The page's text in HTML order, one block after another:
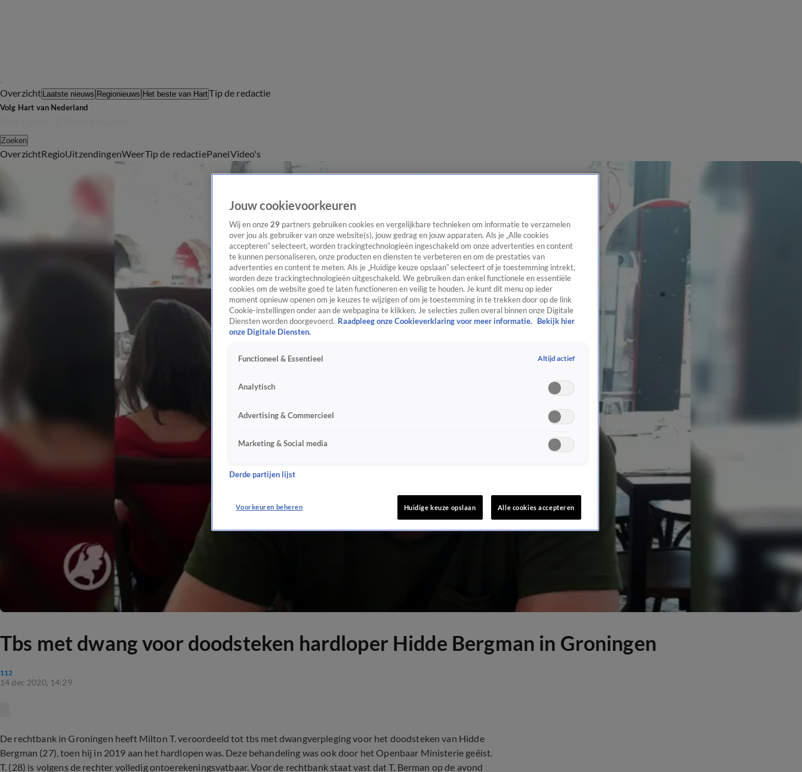
Overzicht Laatste nieuws Regionieuws Het beste van HartTip de redactie
Volg Hart van Nederland
Zoeken
OverzichtRegioUitzendingenWeerTip de redactiePanelVideo's
Tbs met dwang voor doodsteken hardloper Hidde Bergman in Groningen
112
14 dec 2020, 14:29
De rechtbank in Groningen heeft Milton T. veroordeeld tot tbs met dwangverpleging voor het doodsteken van Hidde
Bergman (27), toen hij in 2019 aan het hardlopen was. Deze behandeling was ook door het Openbaar Ministerie geëist.
T. (28) is volgens de rechter volledig ontoerekeningsvatbaar. Voor de rechtbank staat vast dat T. Berman op de avond
Jouw cookievoorkeuren
Wij en onze 29 partners gebruiken cookies en vergelijkbare technieken om informatie te verzamelen
over jou als gebruiker van onze website(s), jouw gedrag en jouw apparaten. Als je „Alle cookies
accepteren” selecteert, worden trackingtechnologieën ingeschakeld om onze advertenties en content
te kunnen personaliseren, onze producten en diensten te verbeteren en om de prestaties van
advertenties en content te meten. Als je „Huidige keuze opslaan” selecteert of je toestemming intrekt,
worden deze trackingtechnologieën uitgeschakeld. We gebruiken dan enkel functionele en essentiële
cookies om de website goed te laten functioneren en veilig te houden. Je kunt dit menu op ieder
moment opnieuw openen om je keuzes te wijzigen of om je toestemming in te trekken door op de link
Cookie-instellingen onder aan de webpagina te klikken. Je selecties zullen overal binnen onze Digitale
Diensten worden doorgevoerd. Raadpleeg onze Cookieverklaring voor meer informatie. Bekijk hier
onze Digitale Diensten.
Functioneel & Essentieel Altijd actief
Analytisch
Advertising & Commercieel
Marketing & Social media
Derde partijen lijst
Voorkeuren beheren Huidige keuze opslaan Alle cookies accepteren